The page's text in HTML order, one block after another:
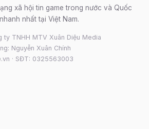
xã hội tin game trong nước và Quốc
nhất tại Việt Nam.
ty TNHH MTV Xuân Diệu Media
Nguyễn Xuân Chính
· SĐT: 0325563003